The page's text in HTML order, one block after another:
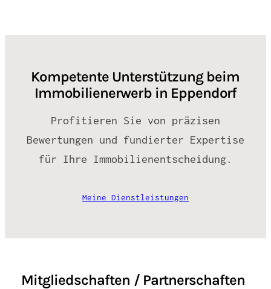
Kompetente Unterstützung beim
Immobilienerwerb in Eppendorf
Profitieren Sie von präzisen
Bewertungen und fundierter Expertise
für Ihre Immobilienentscheidung.
Meine Dienstleistungen
Mitgliedschaften / Partnerschaften